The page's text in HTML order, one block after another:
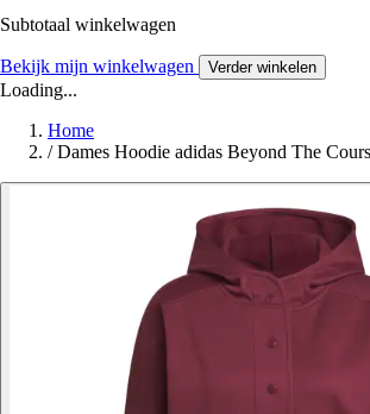
Subtotaal winkelwagen
Bekijk mijn winkelwagen Verder winkelen
Loading...
Home
/ Dames Hoodie adidas Beyond The